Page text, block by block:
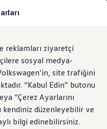
reklamları ziyaretçi
sosyal medya-
site trafiğini
“Kabul Edin” butonu
“Çerez Ayarlarını
kendiniz düzenleyebilir ve
bilgi edinebilirsiniz.
Kullanım İpuçları
Periyodik Bakımı